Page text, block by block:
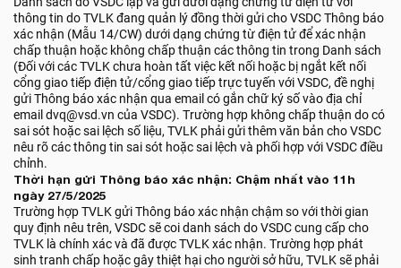
thông tin do TVLK đang quản lý đồng thời gửi cho VSDC Thông báo
xác nhận (Mẫu 14/CW) dưới dạng chứng từ điện tử để xác nhận
chấp thuận hoặc không chấp thuận các thông tin trong Danh sách
(Đối với các TVLK chưa hoàn tất việc kết nối hoặc bị ngắt kết nối
cổng giao tiếp điện tử/cổng giao tiếp trực tuyến với VSDC, đề nghị
gửi Thông báo xác nhận qua email có gắn chữ ký số vào địa chỉ
email dvq@vsd.vn của VSDC). Trường hợp không chấp thuận do có
sai sót hoặc sai lệch số liệu, TVLK phải gửi thêm văn bản cho VSDC
nêu rõ các thông tin sai sót hoặc sai lệch và phối hợp với VSDC điều
chỉnh.
Thời hạn gửi Thông báo xác nhận: Chậm nhất vào 11h
ngày 27/5/2025
Trường hợp TVLK gửi Thông báo xác nhận chậm so với thời gian
quy định nêu trên, VSDC sẽ coi danh sách do VSDC cung cấp cho
TVLK là chính xác và đã được TVLK xác nhận. Trường hợp phát
sinh tranh chấp hoặc gây thiệt hại cho người sở hữu, TVLK sẽ phải